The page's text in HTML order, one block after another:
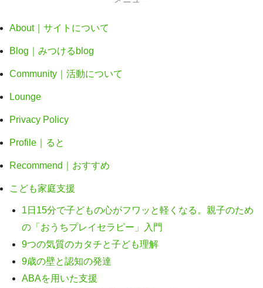
About｜サイトについて
Blog｜みつけるblog
Community｜活動について
Lounge
Privacy Policy
Profile｜ると
Recommend｜おすすめ
こども家庭支援
1日15分で子どもの心がフワッと軽くなる。親子のため
の「おうちプレイセラピー」入門
9つの気質のカタチと子ども理解
9歳の壁と認知の発達
ABAを用いた支援